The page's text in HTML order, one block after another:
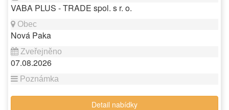
VABA PLUS - TRADE spol. s r. o.
Nová Paka
07.08.2026
Detail nabídky